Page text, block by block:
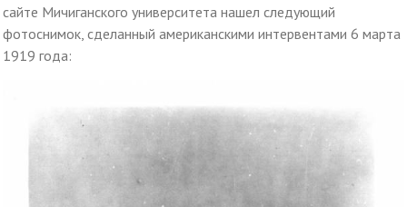
сайте Мичиганского университета нашел следующий
фотоснимок, сделанный американскими интервентами 6 марта
1919 года: